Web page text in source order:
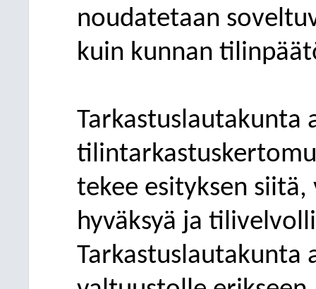
noudatetaan
kuin kunnan
Tarkastuslautakunta
tekee esityksen
hyväksyä ja
Tarkastuslautakunta